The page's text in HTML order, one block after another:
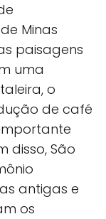
Minas
paisagens
uma
o
de café
disso, São
antigas e
os